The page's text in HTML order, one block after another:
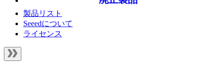
製品リスト
Seeedについて
ライセンス